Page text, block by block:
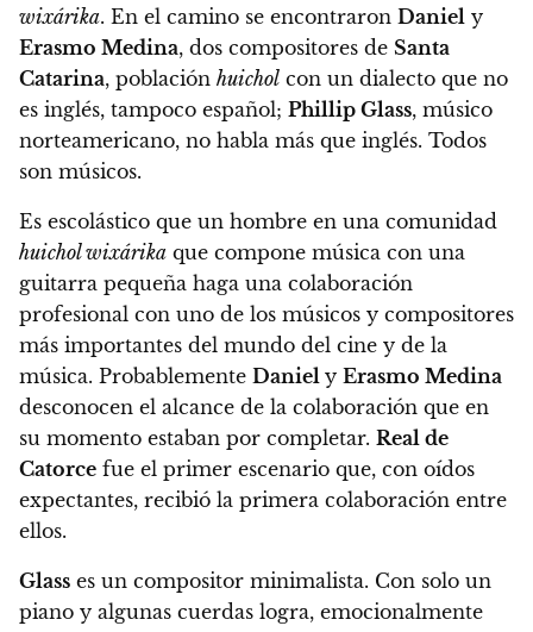
wixárika. En el camino se encontraron Daniel y
Erasmo Medina, dos compositores de Santa
Catarina, población huichol con un dialecto que no
es inglés, tampoco español; Phillip Glass, músico
norteamericano, no habla más que inglés. Todos
son músicos.
Es escolástico que un hombre en una comunidad
huichol wixárika que compone música con una
guitarra pequeña haga una colaboración
profesional con uno de los músicos y compositores
más importantes del mundo del cine y de la
música. Probablemente Daniel y Erasmo Medina
desconocen el alcance de la colaboración que en
su momento estaban por completar. Real de
Catorce fue el primer escenario que, con oídos
expectantes, recibió la primera colaboración entre
ellos.
Glass es un compositor minimalista. Con solo un
piano y algunas cuerdas logra, emocionalmente